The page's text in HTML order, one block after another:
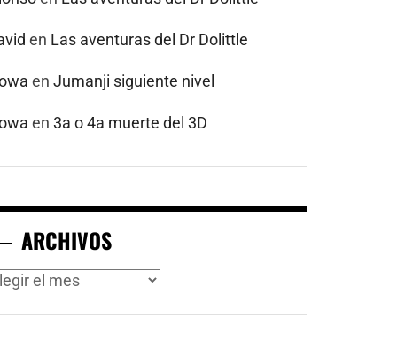
en Las aventuras del Dr Dolittle
enJumanji siguiente nivel
en3a o 4a muerte del 3D
ARCHIVOS